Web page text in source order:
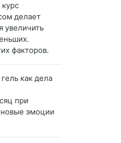
делает
увеличить
факторов.
как дела
при
эмоции